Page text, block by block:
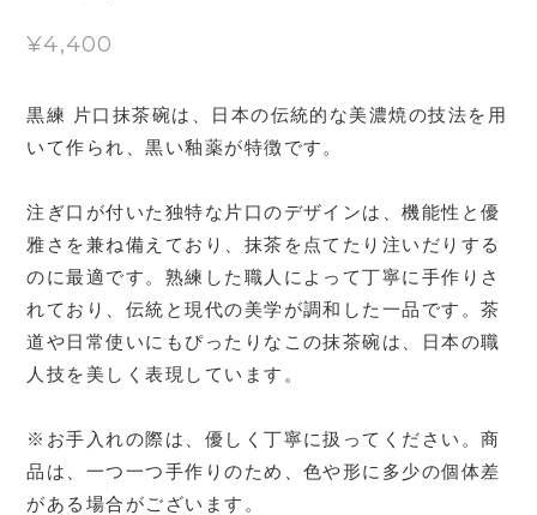
¥4,400
黒練 片口抹茶碗は、日本の伝統的な美濃焼の技法を用
いて作られ、黒い釉薬が特徴です。
注ぎ口が付いた独特な片口のデザインは、機能性と優
雅さを兼ね備えており、抹茶を点てたり注いだりする
のに最適です。熟練した職人によって丁寧に手作りさ
れており、伝統と現代の美学が調和した一品です。茶
道や日常使いにもぴったりなこの抹茶碗は、日本の職
人技を美しく表現しています。
※お手入れの際は、優しく丁寧に扱ってください。商
品は、一つ一つ手作りのため、色や形に多少の個体差
がある場合がございます。